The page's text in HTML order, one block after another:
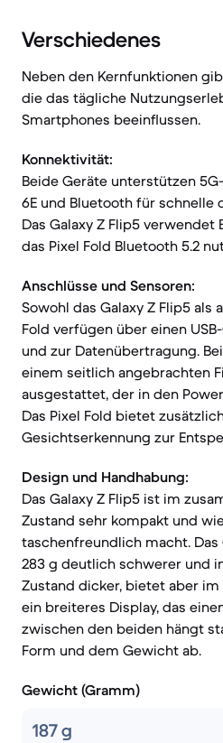
Verschiedenes
Neben den Kernfunktionen
die das tägliche
Smartphones beeinflussen.
Konnektivität:
Beide Geräte unterstützen
6E und Bluetooth für schnelle
Das Galaxy Z Flip5 verwendet
das Pixel Fold Bluetooth 5.2
Anschlüsse und Sensoren:
Sowohl das Galaxy Z Flip5 als
Fold verfügen über einen
und zur Datenübertragung.
einem seitlich angebrachten
ausgestattet, der in den
Das Pixel Fold bietet
Gesichtserkennung zur
Design und Handhabung:
Das Galaxy Z Flip5 ist im
Zustand sehr kompakt und
taschenfreundlich macht.
283 g deutlich schwerer und
Zustand dicker, bietet aber
ein breiteres Display, das
zwischen den beiden hängt
Form und dem Gewicht ab.
Gewicht (Gramm)
187 g